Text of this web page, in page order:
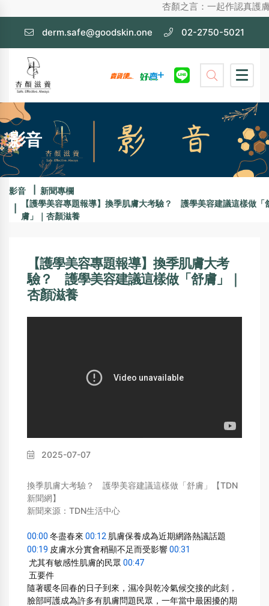
杏顏之言：一起作認真護
derm.safe@goodskin.one 02-2750-5021
影音
影音
新聞專欄
【護學美容專題報導】換季肌膚大考驗？ 護學美容建議這樣做「
膚」｜杏顏滋養
【護學美容專題報導】換季肌膚大考
驗？ 護學美容建議這樣做「舒膚」｜
杏顏滋養
2025-07-07
換季肌膚大考驗？ 護學美容建議這樣做「舒膚」【TDN
新聞網】
新聞來源：TDN生活中心
00:00 冬盡春來 00:12 肌膚保養成為近期網路熱議話題
00:19 皮膚水分實會稍顯不足而受影響 00:31
尤其有敏感性肌膚的民眾 00:47
五要件
隨著暖冬回春的日子到來，濕冷與乾冷氣候交接的此刻，
臉部呵護成為許多有肌膚問題民眾，一年當中最困擾的期